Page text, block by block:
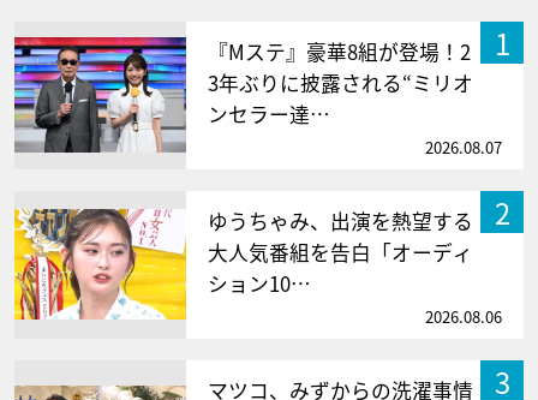
1
『Mステ』豪華8組が登場！2
3年ぶりに披露される“ミリオ
ンセラー達…
2026.08.07
2
ゆうちゃみ、出演を熱望する
大人気番組を告白「オーディ
ション10…
2026.08.06
3
マツコ、みずからの洗濯事情